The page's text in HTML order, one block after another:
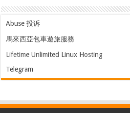
Abuse 投诉
馬來西亞包車遊旅服務
Lifetime Unlimited Linux Hosting
Telegram